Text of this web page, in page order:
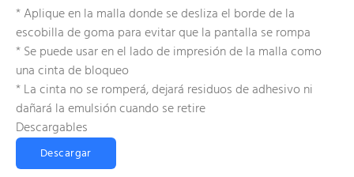
* Aplique en la malla donde se desliza el borde de la
escobilla de goma para evitar que la pantalla se rompa
* Se puede usar en el lado de impresión de la malla como
una cinta de bloqueo
* La cinta no se romperá, dejará residuos de adhesivo ni
dañará la emulsión cuando se retire
Descargables
Descargar